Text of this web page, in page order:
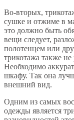
Во-вторых,
сушке и отжиме в
это должно быть
вещи следует,
полотенцем или
трикотажа также не
Необходимо
шкафу. Так она
внешний вид.
Одним из самых
одежды является